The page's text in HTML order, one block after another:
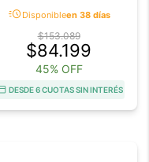
acuteDisponibleen 38 días
$153.089
$84.199
45% OFF
DESDE 6 CUOTAS SIN INTERÉS